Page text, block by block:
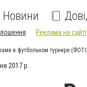
Новини
Реклама на сайті
в футбольном турнире
2017 р.